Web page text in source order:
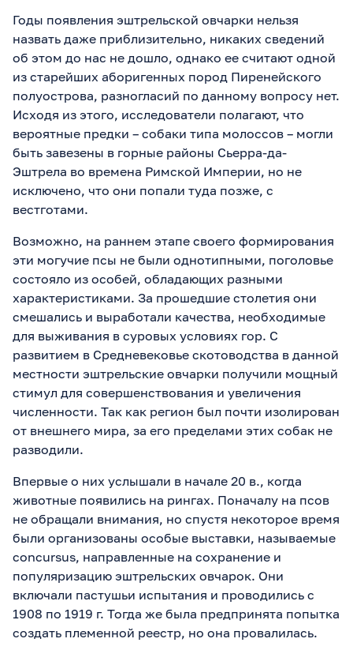
Годы появления эштрельской овчарки нельзя
назвать даже приблизительно, никаких сведений
об этом до нас не дошло, однако ее считают одной
из старейших аборигенных пород Пиренейского
полуострова, разногласий по данному вопросу нет.
Исходя из этого, исследователи полагают, что
вероятные предки – собаки типа молоссов – могли
быть завезены в горные районы Сьерра-да-
Эштрела во времена Римской Империи, но не
исключено, что они попали туда позже, с
вестготами.
Возможно, на раннем этапе своего формирования
эти могучие псы не были однотипными, поголовье
состояло из особей, обладающих разными
характеристиками. За прошедшие столетия они
смешались и выработали качества, необходимые
для выживания в суровых условиях гор. С
развитием в Средневековье скотоводства в данной
местности эштрельские овчарки получили мощный
стимул для совершенствования и увеличения
численности. Так как регион был почти изолирован
от внешнего мира, за его пределами этих собак не
разводили.
Впервые о них услышали в начале 20 в., когда
животные появились на рингах. Поначалу на псов
не обращали внимания, но спустя некоторое время
были организованы особые выставки, называемые
concursus, направленные на сохранение и
популяризацию эштрельских овчарок. Они
включали пастушьи испытания и проводились с
1908 по 1919 г. Тогда же была предпринята попытка
создать племенной реестр, но она провалилась.